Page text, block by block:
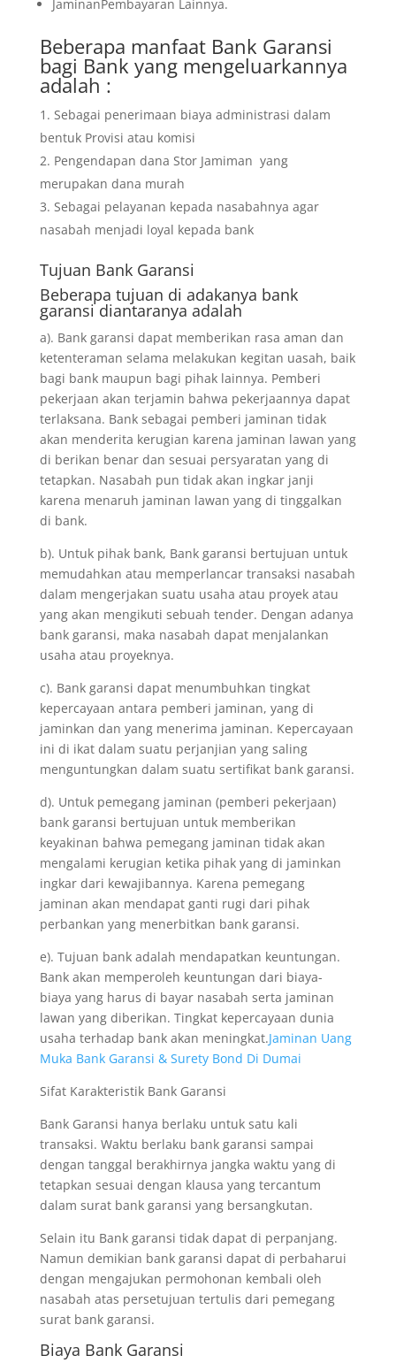
JaminanPembayaran Lainnya.
Beberapa manfaat Bank Garansi
bagi Bank yang mengeluarkannya
adalah :
Sebagai penerimaan biaya administrasi dalam
bentuk Provisi atau komisi
Pengendapan dana Stor Jamiman yang
merupakan dana murah
Sebagai pelayanan kepada nasabahnya agar
nasabah menjadi loyal kepada bank
Tujuan Bank Garansi
Beberapa tujuan di adakanya bank
garansi diantaranya adalah
a). Bank garansi dapat memberikan rasa aman dan
ketenteraman selama melakukan kegitan uasah, baik
bagi bank maupun bagi pihak lainnya. Pemberi
pekerjaan akan terjamin bahwa pekerjaannya dapat
terlaksana. Bank sebagai pemberi jaminan tidak
akan menderita kerugian karena jaminan lawan yang
di berikan benar dan sesuai persyaratan yang di
tetapkan. Nasabah pun tidak akan ingkar janji
karena menaruh jaminan lawan yang di tinggalkan
di bank.
b). Untuk pihak bank, Bank garansi bertujuan untuk
memudahkan atau memperlancar transaksi nasabah
dalam mengerjakan suatu usaha atau proyek atau
yang akan mengikuti sebuah tender. Dengan adanya
bank garansi, maka nasabah dapat menjalankan
usaha atau proyeknya.
c). Bank garansi dapat menumbuhkan tingkat
kepercayaan antara pemberi jaminan, yang di
jaminkan dan yang menerima jaminan. Kepercayaan
ini di ikat dalam suatu perjanjian yang saling
menguntungkan dalam suatu sertifikat bank garansi.
d). Untuk pemegang jaminan (pemberi pekerjaan)
bank garansi bertujuan untuk memberikan
keyakinan bahwa pemegang jaminan tidak akan
mengalami kerugian ketika pihak yang di jaminkan
ingkar dari kewajibannya. Karena pemegang
jaminan akan mendapat ganti rugi dari pihak
perbankan yang menerbitkan bank garansi.
e). Tujuan bank adalah mendapatkan keuntungan.
Bank akan memperoleh keuntungan dari biaya-
biaya yang harus di bayar nasabah serta jaminan
lawan yang diberikan. Tingkat kepercayaan dunia
usaha terhadap bank akan meningkat.Jaminan Uang
Muka Bank Garansi & Surety Bond Di Dumai
Sifat Karakteristik Bank Garansi
Bank Garansi hanya berlaku untuk satu kali
transaksi. Waktu berlaku bank garansi sampai
dengan tanggal berakhirnya jangka waktu yang di
tetapkan sesuai dengan klausa yang tercantum
dalam surat bank garansi yang bersangkutan.
Selain itu Bank garansi tidak dapat di perpanjang.
Namun demikian bank garansi dapat di perbaharui
dengan mengajukan permohonan kembali oleh
nasabah atas persetujuan tertulis dari pemegang
surat bank garansi.
Biaya Bank Garansi